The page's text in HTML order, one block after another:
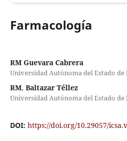
Farmacología
RM Guevara Cabrera
Universidad Autónoma del Estado de
RM. Baltazar Téllez
Universidad Autónoma del Estado de
DOI: https://doi.org/10.29057/